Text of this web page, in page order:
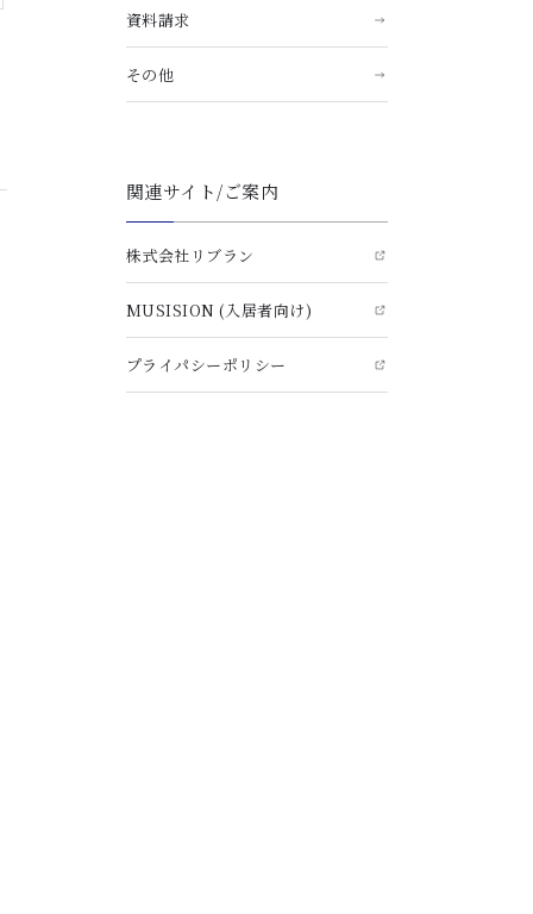
資料請求
その他
関連サイト/ご案内
株式会社リブラン
MUSISION (入居者向け)
プライパシーポリシー